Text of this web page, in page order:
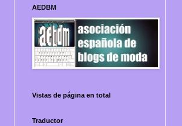
AEDBM
Vistas de página en total
Traductor